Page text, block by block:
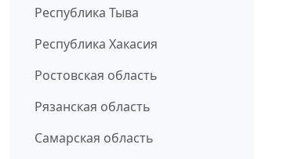
Республика Тыва
Республика Хакасия
Ростовская область
Рязанская область
Самарская область